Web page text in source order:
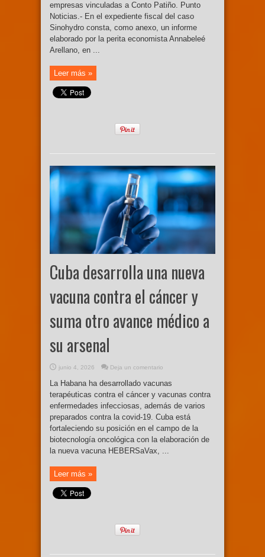
empresas vinculadas a Conto Patiño. Punto
Noticias.- En el expediente fiscal del caso
Sinohydro consta, como anexo, un informe
elaborado por la perita economista Annabeleé
Arellano, en ...
Leer más »
Cuba desarrolla una nueva
vacuna contra el cáncer y
suma otro avance médico a
su arsenal
junio 4, 2026 Deja un comentario
La Habana ha desarrollado vacunas
terapéuticas contra el cáncer y vacunas contra
enfermedades infecciosas, además de varios
preparados contra la covid-19. Cuba está
fortaleciendo su posición en el campo de la
biotecnología oncológica con la elaboración de
la nueva vacuna HEBERSaVax, ...
Leer más »